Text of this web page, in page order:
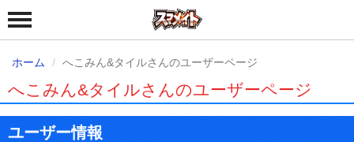
ホーム へこみん&タイルさんのユーザーページ
へこみん&タイルさんのユーザーページ
ユーザー情報